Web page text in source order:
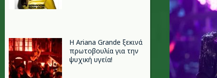
Η Ariana Grande ξεκινά
πρωτοβουλία για την
ψυχική υγεία!